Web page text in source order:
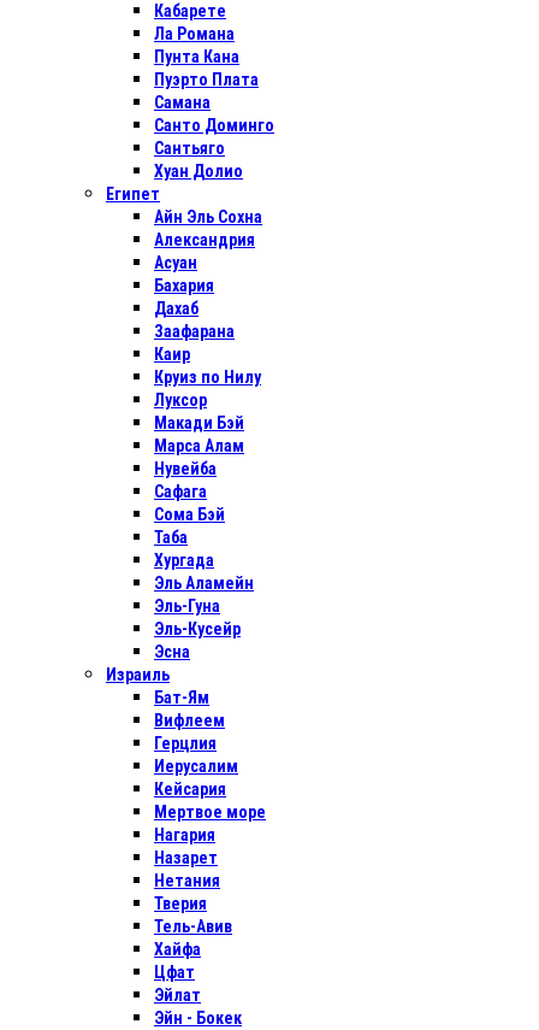
Кабарете
Ла Романа
Пунта Кана
Пуэрто Плата
Самана
Санто Доминго
Сантьяго
Хуан Долио
Египет
Айн Эль Сохна
Александрия
Асуан
Бахария
Дахаб
Заафарана
Каир
Круиз по Нилу
Луксор
Макади Бэй
Марса Алам
Нувейба
Сафага
Сома Бэй
Таба
Хургада
Эль Аламейн
Эль-Гуна
Эль-Кусейр
Эсна
Израиль
Бат-Ям
Вифлеем
Герцлия
Иерусалим
Кейсария
Мертвое море
Нагария
Назарет
Нетания
Тверия
Тель-Авив
Хайфа
Цфат
Эйлат
Эйн - Бокек